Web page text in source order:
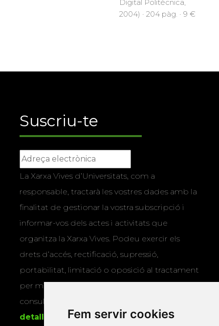
Fem servir cookies
Digital Politècnica,
2004) · 204 pàg. · 9 €
Suscriu-te
La Xarxa Vives d’Universitats, com a
responsable, tractarà les vostres dades amb la
finalitat de gestionar la vostra subscripció i
informar-vos dels actes i activitats que
organitza la Xarxa Vives. Podeu exercir els
drets d’accés, rectificació, supressió,
portabilitat, limitació o oposició al tractament
per mitjans físics o electrònics. Podeu
consultar la
detallada sobre protecció de dades.